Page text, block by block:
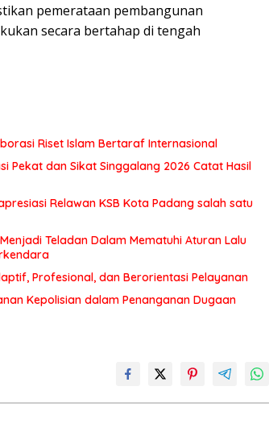
pemerataan pembangunan
secara bertahap di tengah
Riset Islam Bertaraf Internasional
Pekat dan Sikat Singgalang 2026 Catat Hasil
Relawan KSB Kota Padang salah satu
Teladan Dalam Mematuhi Aturan Lalu
Profesional, dan Berorientasi Pelayanan
Kepolisian dalam Penanganan Dugaan